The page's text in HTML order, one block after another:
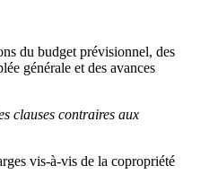
du budget prévisionnel, des
générale et des avances
clauses contraires aux
vis-à-vis de la copropriété